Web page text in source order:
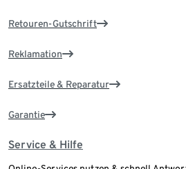
Retouren-Gutschrift
Reklamation
Ersatzteile & Reparatur
Garantie
Service & Hilfe